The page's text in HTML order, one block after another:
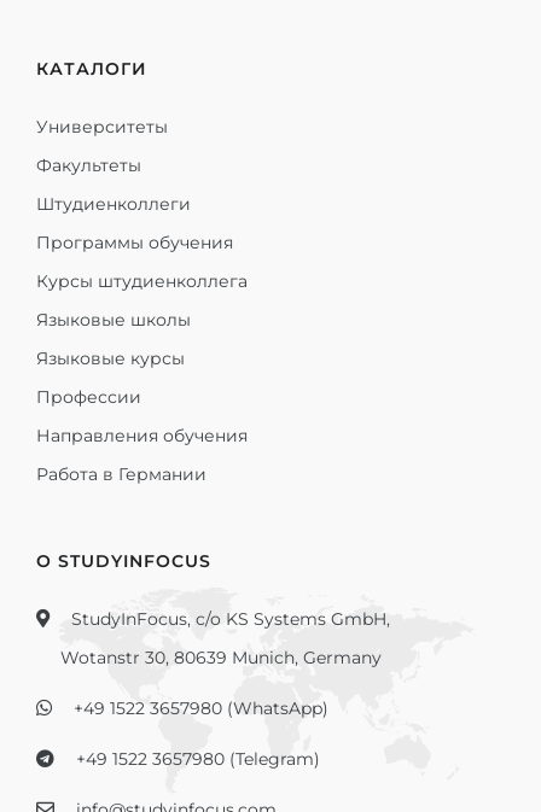
КАТАЛОГИ
Университеты
Факультеты
Штудиенколлеги
Программы обучения
Курсы штудиенколлега
Языковые школы
Языковые курсы
Профессии
Направления обучения
Работа в Германии
О STUDYINFOCUS
StudyInFocus, c/o KS Systems GmbH,
Wotanstr 30, 80639 Munich, Germany
+49 1522 3657980 (WhatsApp)
+49 1522 3657980 (Telegram)